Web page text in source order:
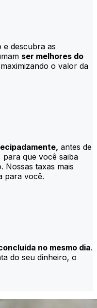
descubra as
ser melhores do
o valor da
antes de
que você saiba
Nossas taxas mais
para você.
no mesmo dia.
do seu dinheiro, o